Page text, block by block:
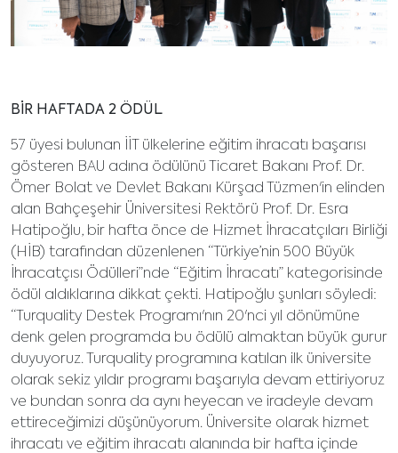
BİR HAFTADA 2 ÖDÜL
57 üyesi bulunan İİT ülkelerine eğitim ihracatı başarısı
gösteren BAU adına ödülünü Ticaret Bakanı Prof. Dr.
Ömer Bolat ve Devlet Bakanı Kürşad Tüzmen'in elinden
alan Bahçeşehir Üniversitesi Rektörü Prof. Dr. Esra
Hatipoğlu, bir hafta önce de Hizmet İhracatçıları Birliği
(HİB) tarafından düzenlenen “Türkiye’nin 500 Büyük
İhracatçısı Ödülleri”nde “Eğitim İhracatı” kategorisinde
ödül aldıklarına dikkat çekti. Hatipoğlu şunları söyledi:
“Turquality Destek Programı'nın 20'nci yıl dönümüne
denk gelen programda bu ödülü almaktan büyük gurur
duyuyoruz. Turquality programına katılan ilk üniversite
olarak sekiz yıldır programı başarıyla devam ettiriyoruz
ve bundan sonra da aynı heyecan ve iradeyle devam
ettireceğimizi düşünüyorum. Üniversite olarak hizmet
ihracatı ve eğitim ihracatı alanında bir hafta içinde